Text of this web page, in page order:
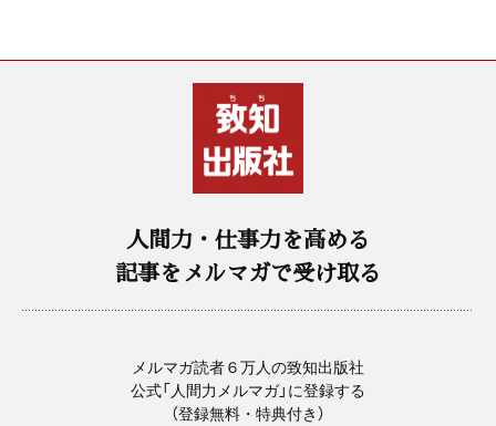
人間力・仕事力を高める
記事をメルマガで受け取る
メルマガ読者６万人の致知出版社
公式「人間力メルマガ」に登録する
（登録無料・特典付き）